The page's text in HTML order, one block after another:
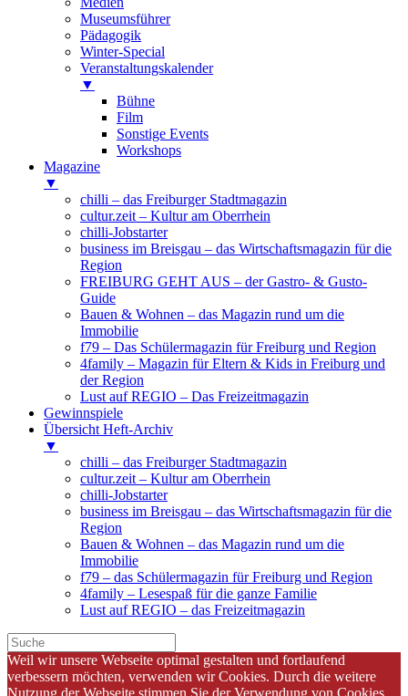
Museumsführer
Pädagogik
Winter-Special
Veranstaltungskalender
▼
Bühne
Film
Sonstige Events
Workshops
Magazine
▼
chilli – das Freiburger Stadtmagazin
cultur.zeit – Kultur am Oberrhein
chilli-Jobstarter
business im Breisgau – das Wirtschaftsmagazin für die
Region
FREIBURG GEHT AUS – der Gastro- & Gusto-
Guide
Bauen & Wohnen – das Magazin rund um die
Immobilie
f79 – Das Schülermagazin für Freiburg und Region
4family – Magazin für Eltern & Kids in Freiburg und
der Region
Lust auf REGIO – Das Freizeitmagazin
Gewinnspiele
Übersicht Heft-Archiv
▼
chilli – das Freiburger Stadtmagazin
cultur.zeit – Kultur am Oberrhein
chilli-Jobstarter
business im Breisgau – das Wirtschaftsmagazin für die
Region
Bauen & Wohnen – das Magazin rund um die
Immobilie
f79 – das Schülermagazin für Freiburg und Region
4family – Lesespaß für die ganze Familie
Lust auf REGIO – das Freizeitmagazin
Weil wir unsere Webseite optimal gestalten und fortlaufend
verbessern möchten, verwenden wir Cookies. Durch die weitere
Nutzung der Webseite stimmen Sie der Verwendung von Cookies